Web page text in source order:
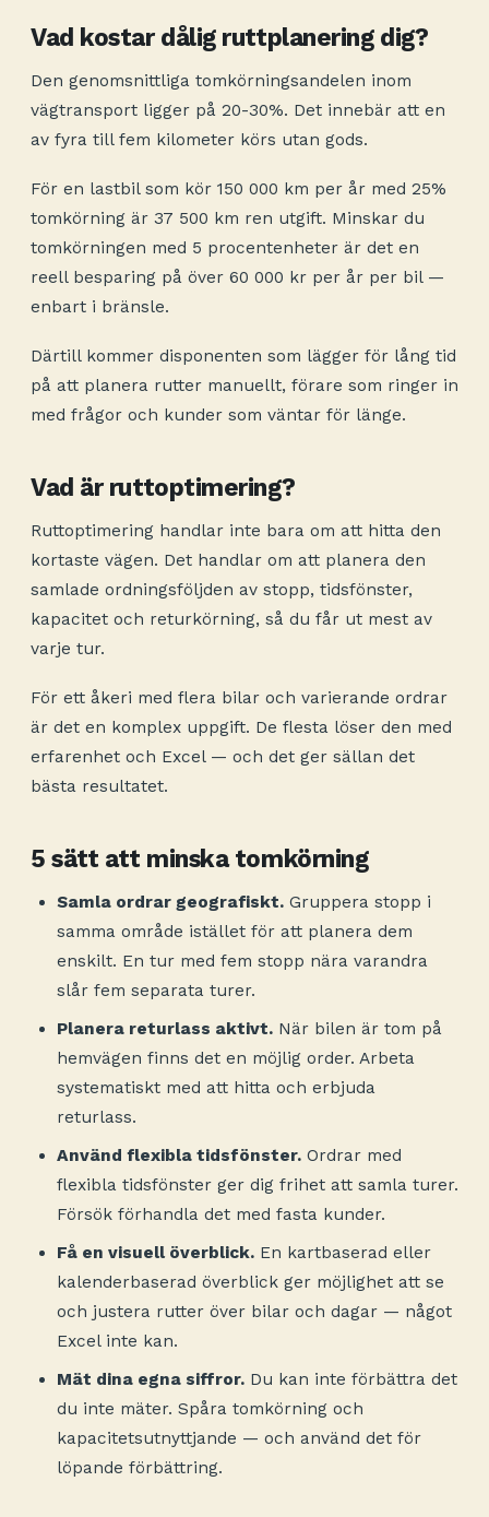
Vad kostar dålig ruttplanering dig?
Den genomsnittliga tomkörningsandelen inom
vägtransport ligger på 20-30%. Det innebär att en
av fyra till fem kilometer körs utan gods.
För en lastbil som kör 150 000 km per år med 25%
tomkörning är 37 500 km ren utgift. Minskar du
tomkörningen med 5 procentenheter är det en
reell besparing på över 60 000 kr per år per bil —
enbart i bränsle.
Därtill kommer disponenten som lägger för lång tid
på att planera rutter manuellt, förare som ringer in
med frågor och kunder som väntar för länge.
Vad är ruttoptimering?
Ruttoptimering handlar inte bara om att hitta den
kortaste vägen. Det handlar om att planera den
samlade ordningsföljden av stopp, tidsfönster,
kapacitet och returkörning, så du får ut mest av
varje tur.
För ett åkeri med flera bilar och varierande ordrar
är det en komplex uppgift. De flesta löser den med
erfarenhet och Excel — och det ger sällan det
bästa resultatet.
5 sätt att minska tomkörning
Samla ordrar geografiskt. Gruppera stopp i
samma område istället för att planera dem
enskilt. En tur med fem stopp nära varandra
slår fem separata turer.
Planera returlass aktivt. När bilen är tom på
hemvägen finns det en möjlig order. Arbeta
systematiskt med att hitta och erbjuda
returlass.
Använd flexibla tidsfönster. Ordrar med
flexibla tidsfönster ger dig frihet att samla turer.
Försök förhandla det med fasta kunder.
Få en visuell överblick. En kartbaserad eller
kalenderbaserad överblick ger möjlighet att se
och justera rutter över bilar och dagar — något
Excel inte kan.
Mät dina egna siffror. Du kan inte förbättra det
du inte mäter. Spåra tomkörning och
kapacitetsutnyttjande — och använd det för
löpande förbättring.